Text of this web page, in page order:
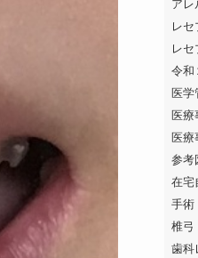
アレ
レセ
レセ
令和
医学
医療
医療
参考
在宅
手術
椎弓
歯科